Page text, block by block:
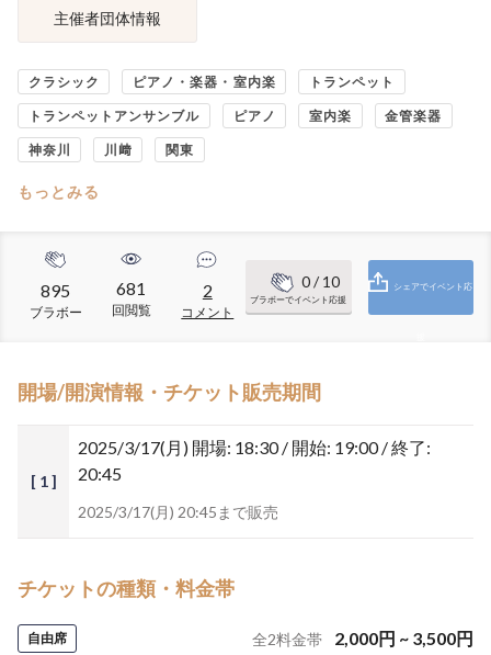
主催者団体情報
クラシック ピアノ・楽器・室内楽 トランペット
トランペットアンサンブル ピアノ 室内楽 金管楽器
神奈川 川﨑 関東
もっとみる
895
ブラボー
681
回閲覧
2
コメント
0/ 10
ブラボーでイベント応援
シェアでイベント応
開場/開演情報・チケット販売期間
[ 1 ]
2025/3/17(月) 開場: 18:30 / 開始: 19:00 / 終了:
20:45
2025/3/17(月) 20:45まで販売
チケットの種類・料金帯
自由席 全2料金帯 2,000円 ~ 3,500円